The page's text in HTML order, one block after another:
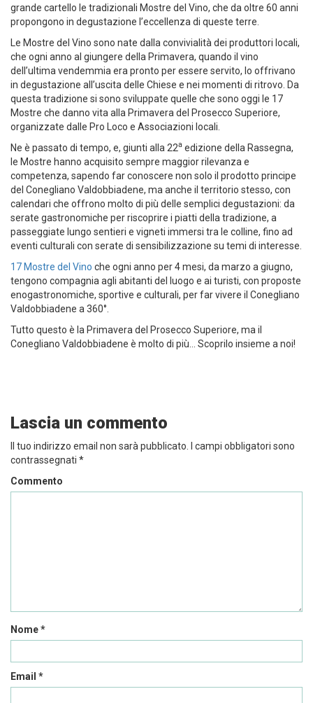
grande cartello le tradizionali Mostre del Vino, che da oltre 60 anni
propongono in degustazione l’eccellenza di queste terre.
Le Mostre del Vino sono nate dalla convivialità dei produttori locali,
che ogni anno al giungere della Primavera, quando il vino
dell’ultima vendemmia era pronto per essere servito, lo offrivano
in degustazione all’uscita delle Chiese e nei momenti di ritrovo. Da
questa tradizione si sono sviluppate quelle che sono oggi le 17
Mostre che danno vita alla Primavera del Prosecco Superiore,
organizzate dalle Pro Loco e Associazioni locali.
Ne è passato di tempo, e, giunti alla 22a edizione della Rassegna,
le Mostre hanno acquisito sempre maggior rilevanza e
competenza, sapendo far conoscere non solo il prodotto principe
del Conegliano Valdobbiadene, ma anche il territorio stesso, con
calendari che offrono molto di più delle semplici degustazioni: da
serate gastronomiche per riscoprire i piatti della tradizione, a
passeggiate lungo sentieri e vigneti immersi tra le colline, fino ad
eventi culturali con serate di sensibilizzazione su temi di interesse.
17 Mostre del Vino che ogni anno per 4 mesi, da marzo a giugno,
tengono compagnia agli abitanti del luogo e ai turisti, con proposte
enogastronomiche, sportive e culturali, per far vivere il Conegliano
Valdobbiadene a 360°.
Tutto questo è la Primavera del Prosecco Superiore, ma il
Conegliano Valdobbiadene è molto di più… Scoprilo insieme a noi!
Lascia un commento
Il tuo indirizzo email non sarà pubblicato.
I campi obbligatori sono
contrassegnati *
Commento
Nome*
Email *